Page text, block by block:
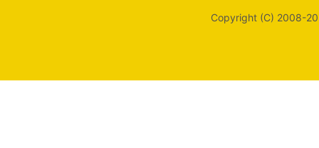
Copyright (C) 2008-